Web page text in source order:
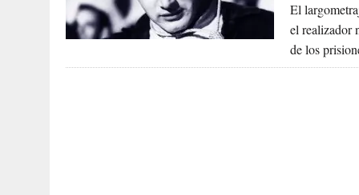
El
el realizador
de los